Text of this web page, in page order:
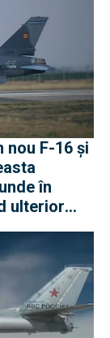
nou F-16 și
în
ulterior